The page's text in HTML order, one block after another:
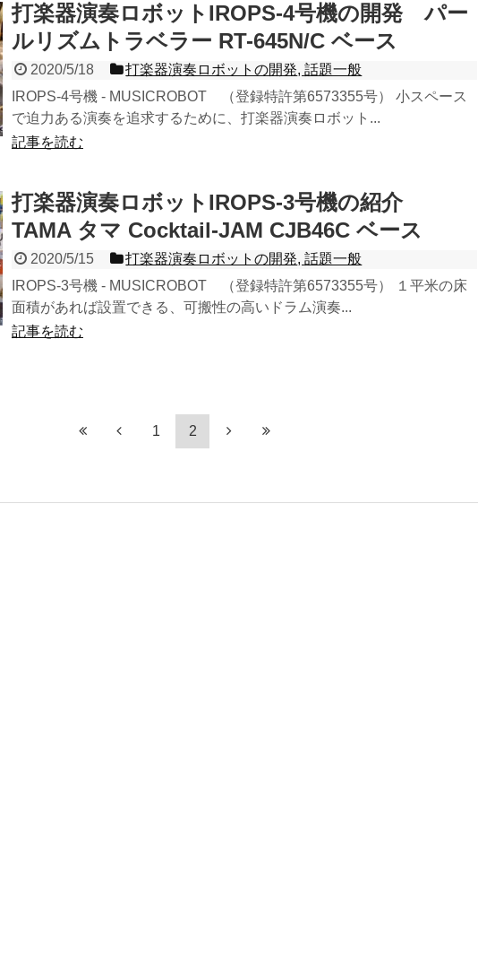
打楽器演奏ロボットIROPS-4号機の開発 パー
ルリズムトラベラー RT-645N/C ベース
2020/5/18 打楽器演奏ロボットの開発,話題一般
IROPS-4号機 - MUSICROBOT （登録特許第6573355号） 小スペース
で迫力ある演奏を追求するために、打楽器演奏ロボット...
記事を読む
打楽器演奏ロボットIROPS-3号機の紹介
TAMA タマ Cocktail-JAM CJB46C ベース
2020/5/15 打楽器演奏ロボットの開発,話題一般
IROPS-3号機 - MUSICROBOT （登録特許第6573355号） １平米の床
面積があれば設置できる、可搬性の高いドラム演奏...
記事を読む
1 2